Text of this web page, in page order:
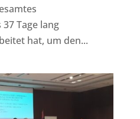
Tage lang
hat, um den...